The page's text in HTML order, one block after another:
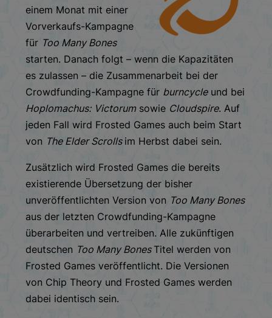
einem Monat mit einer
Vorverkaufs-Kampagne
für Too Many Bones
starten. Danach folgt – wenn die Kapazitäten
es zulassen – die Zusammenarbeit bei der
Crowdfunding-Kampagne für burncycleund bei
Hoplomachus: Victorumsowie Cloudspire. Auf
jeden Fall wird Frosted Games auch beim Start
von The Elder Scrolls im Herbst dabei sein.
Zusätzlich wird Frosted Games die bereits
existierende Übersetzung der bisher
unveröffentlichten Version von Too Many Bones
aus der letzten Crowdfunding-Kampagne
überarbeiten und vertreiben. Alle zukünftigen
deutschen Too Many Bones Titel werden von
Frosted Games veröffentlicht. Die Versionen
von Chip Theory und Frosted Games werden
dabei identisch sein.